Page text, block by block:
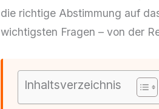
die richtige Abstimmung auf
wichtigsten Fragen – von der
Inhaltsverzeichnis